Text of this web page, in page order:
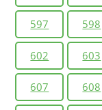
597 598
602 603
607 608